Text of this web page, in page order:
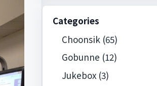
Categories
Choonsik (65)
Gobunne (12)
Jukebox(3)